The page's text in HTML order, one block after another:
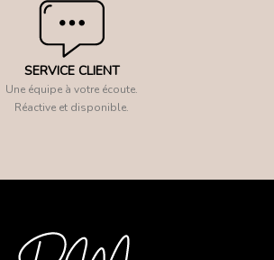
SERVICE CLIENT
Une équipe à votre écoute.
Réactive et disponible.